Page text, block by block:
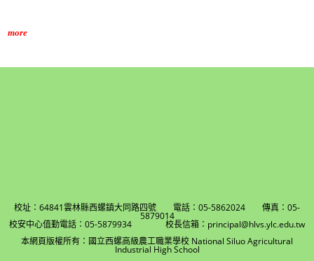
more
校址：64841雲林縣西螺鎮大同路四號 電話：05-5862024 傳真：05-
5879014
校安中心值勤電話：05-5879934 校長信箱：principal@hlvs.ylc.edu.tw
本網頁版權所有：國立西螺高級農工職業學校 National Siluo Agricultural
Industrial High School